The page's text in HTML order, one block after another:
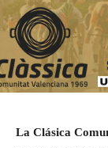
La Clásica